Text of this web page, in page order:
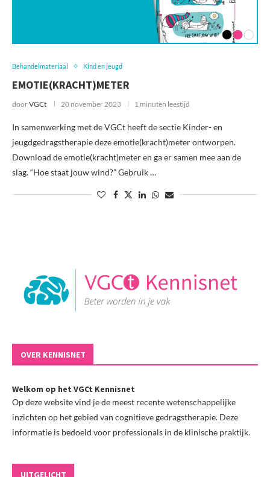
Behandelmateriaal Kind en jeugd
EMOTIE(KRACHT)METER
doorVGCt 20 november 2023 1 minuten leestijd
In samenwerking met de VGCt heeft de sectie Kinder- en
jeugdgedragstherapie deze emotie(kracht)meter ontworpen.
Download de emotie(kracht)meter en ga er samen mee aan de
slag. “Hoe staat jouw wind?” Gebruik …
OVER KENNISNET
Welkom op het VGCt Kennisnet
Op deze website vind je de meest recente wetenschappelijke
inzichten op het gebied van cognitieve gedragstherapie. Deze
informatie is bedoeld voor professionals in de klinische praktijk.
UITGELICHT